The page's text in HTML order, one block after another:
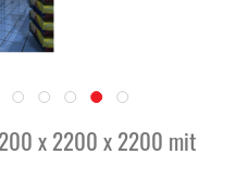
x 2200 x 2200 mit